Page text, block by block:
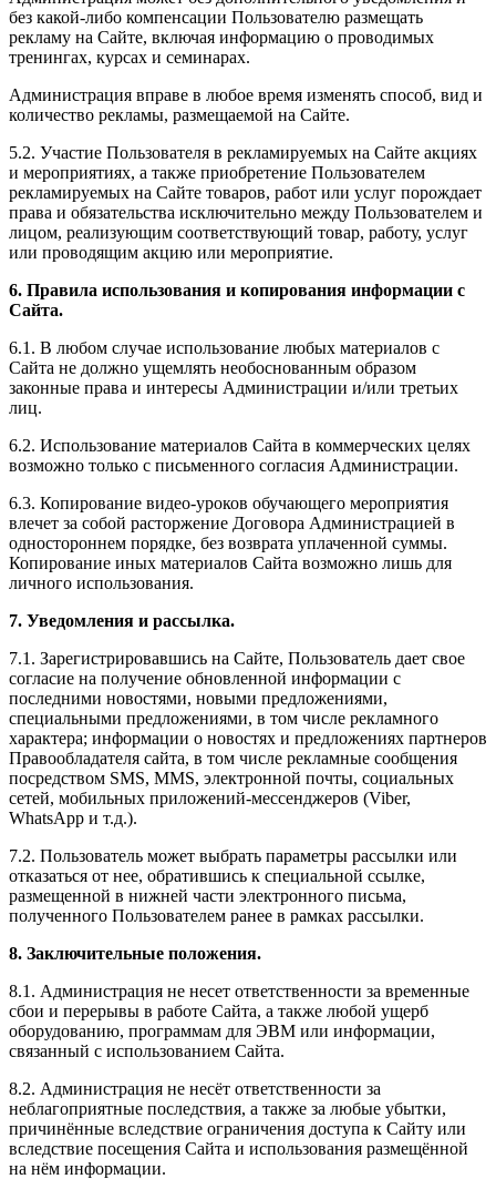
без какой-либо компенсации Пользователю размещать
рекламу на Сайте, включая информацию о проводимых
тренингах, курсах и семинарах.
Администрация вправе в любое время изменять способ, вид и
количество рекламы, размещаемой на Сайте.
5.2. Участие Пользователя в рекламируемых на Сайте акциях
и мероприятиях, а также приобретение Пользователем
рекламируемых на Сайте товаров, работ или услуг порождает
права и обязательства исключительно между Пользователем и
лицом, реализующим соответствующий товар, работу, услуг
или проводящим акцию или мероприятие.
6. Правила использования и копирования информации с
Сайта.
6.1. В любом случае использование любых материалов с
Сайта не должно ущемлять необоснованным образом
законные права и интересы Администрации и/или третьих
лиц.
6.2. Использование материалов Сайта в коммерческих целях
возможно только с письменного согласия Администрации.
6.3. Копирование видео-уроков обучающего мероприятия
влечет за собой расторжение Договора Администрацией в
одностороннем порядке, без возврата уплаченной суммы.
Копирование иных материалов Сайта возможно лишь для
личного использования.
7. Уведомления и рассылка.
7.1. Зарегистрировавшись на Сайте, Пользователь дает свое
согласие на получение обновленной информации с
последними новостями, новыми предложениями,
специальными предложениями, в том числе рекламного
характера; информации о новостях и предложениях партнеров
Правообладателя сайта, в том числе рекламные сообщения
посредством SMS, MMS, электронной почты, социальных
сетей, мобильных приложений-мессенджеров (Viber,
WhatsApp и т.д.).
7.2. Пользователь может выбрать параметры рассылки или
отказаться от нее, обратившись к специальной ссылке,
размещенной в нижней части электронного письма,
полученного Пользователем ранее в рамках рассылки.
8. Заключительные положения.
8.1. Администрация не несет ответственности за временные
сбои и перерывы в работе Сайта, а также любой ущерб
оборудованию, программам для ЭВМ или информации,
связанный с использованием Сайта.
8.2. Администрация не несёт ответственности за
неблагоприятные последствия, а также за любые убытки,
причинённые вследствие ограничения доступа к Сайту или
вследствие посещения Сайта и использования размещённой
на нём информации.